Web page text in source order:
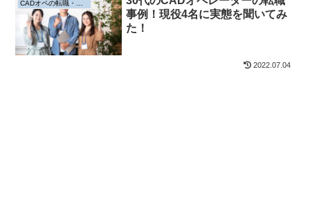
CADオペの転職・求人
事例！現役4名に実態を聞いてみ
た！
2022.07.04